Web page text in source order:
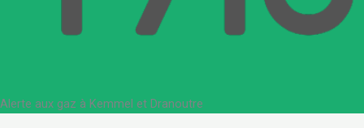
Alerte aux gaz à Kemmel et Dranoutre